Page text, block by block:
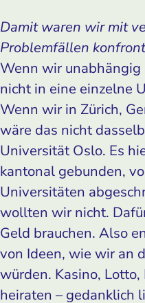
Damit waren wir mit
Problemfällen
Wenn wir
nicht in eine einzelne
Wenn wir in Zürich,
wäre das nicht
Universität Oslo. Es
kantonal gebunden,
Universitäten
wollten wir nicht.
Geld brauchen. Also
von ­Ideen, wie wir an
würden. Kasino,
heiraten – gedanklich